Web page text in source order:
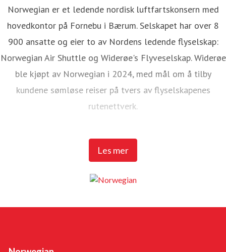
Les mer
Norwegian er et ledende nordisk luftfartskonsern med
hovedkontor på Fornebu i Bærum. Selskapet har over 8
900 ansatte og eier to av Nordens ledende flyselskap:
Norwegian Air Shuttle og Widerøe's Flyveselskap. Widerøe
ble kjøpt av Norwegian i 2024, med mål om å tilby
kundene sømløse reiser på tvers av flyselskapenes
rutenettverk.
Norwegian Air Shuttle har rundt 5 200 ansatte og tilbyr et
omfattende rutenett som knytter de nordiske landene til
over 23 millioner passasjerer og en flåte på 95 Boeing